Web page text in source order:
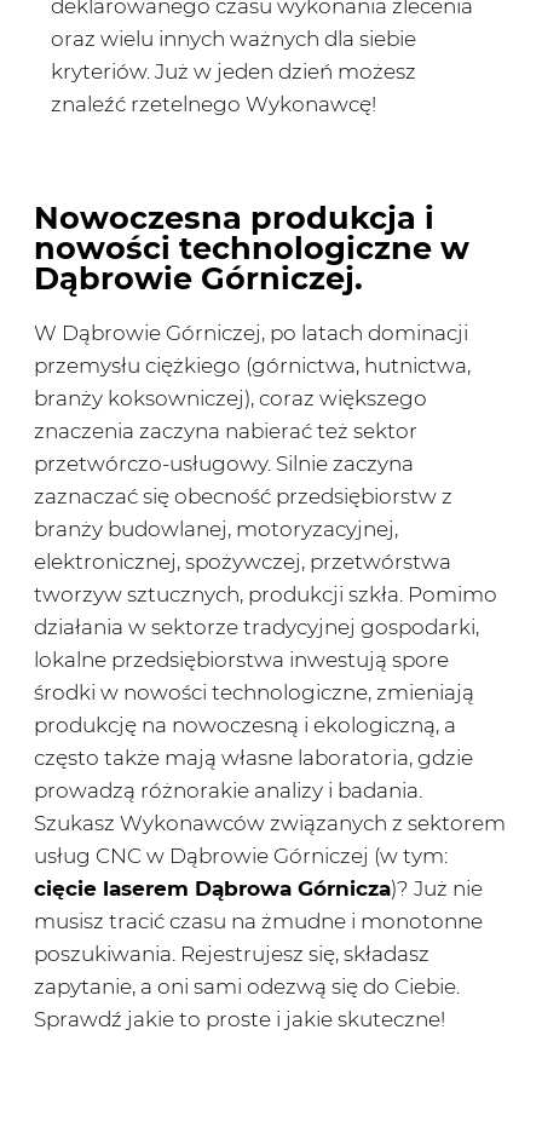
deklarowanego czasu wykonania zlecenia
oraz wielu innych ważnych dla siebie
kryteriów. Już w jeden dzień możesz
znaleźć rzetelnego Wykonawcę!
Nowoczesna produkcja i
nowości technologiczne w
Dąbrowie Górniczej.
W Dąbrowie Górniczej, po latach dominacji
przemysłu ciężkiego (górnictwa, hutnictwa,
branży koksowniczej), coraz większego
znaczenia zaczyna nabierać też sektor
przetwórczo-usługowy. Silnie zaczyna
zaznaczać się obecność przedsiębiorstw z
branży budowlanej, motoryzacyjnej,
elektronicznej, spożywczej, przetwórstwa
tworzyw sztucznych, produkcji szkła. Pomimo
działania w sektorze tradycyjnej gospodarki,
lokalne przedsiębiorstwa inwestują spore
środki w nowości technologiczne, zmieniają
produkcję na nowoczesną i ekologiczną, a
często także mają własne laboratoria, gdzie
prowadzą różnorakie analizy i badania.
Szukasz Wykonawców związanych z sektorem
usług CNC w Dąbrowie Górniczej (w tym:
cięcie laserem Dąbrowa Górnicza)? Już nie
musisz tracić czasu na żmudne i monotonne
poszukiwania. Rejestrujesz się, składasz
zapytanie, a oni sami odezwą się do Ciebie.
Sprawdź jakie to proste i jakie skuteczne!